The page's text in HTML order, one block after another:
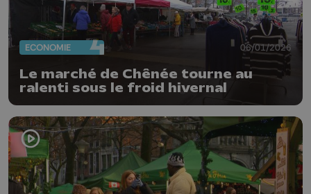
ECONOMIE 06/01/2026
Le marché de Chênée tourne au
ralenti sous le froid hivernal